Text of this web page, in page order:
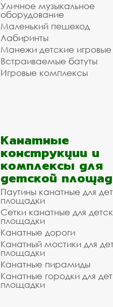
Уличное музыкальное
оборудование
Маленький пешеход
Лабиринты
Манежи детские игровые
Встраиваемые батуты
Игровые комплексы
Канатные
конструкции и
комплексы для
детской
Паутины канатные для
площадки
Сетки канатные для
площадки
Канатные дороги
Канатный мостики для
площадки
Канатные пирамиды
Канатные городки для
площадки